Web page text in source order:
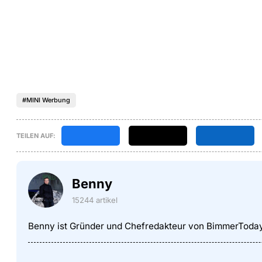
#MINI Werbung
TEILEN AUF:
Benny
15244 artikel
Benny ist Gründer und Chefredakteur von